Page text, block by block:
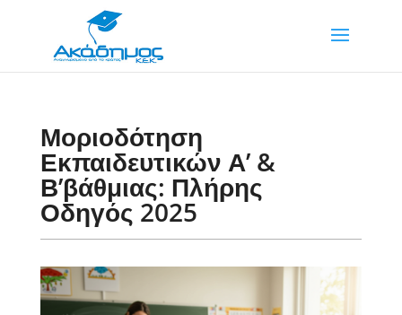
Μοριοδότηση
Εκπαιδευτικών Α’ &
Β’βάθμιας: Πλήρης
Οδηγός 2025